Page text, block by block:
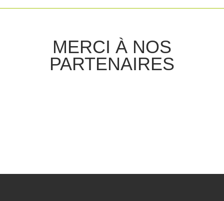
MERCI À NOS
PARTENAIRES